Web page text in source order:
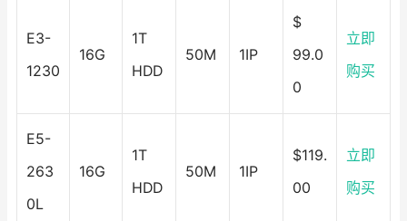
E3-
1230
16G
1T
HDD
50M 1IP
$
99.0
0
立即
购买
E5-
263
0L
16G
1T
HDD
50M 1IP
$119.
00
立即
购买